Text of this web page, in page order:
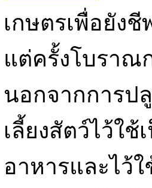
เกษตรเพื่อยังชี
แต่ครั้งโบราณ
นอกจากการป
เลี้ยงสัตว์ไว้ใช้
อาหารและไว้ใ